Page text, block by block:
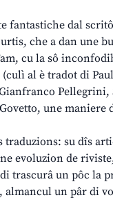
fantastiche dal
che a dan une
cu la sô
al è tradot di
Pellegrini,
une
traduzions: su dîs
evoluzion de
trascurâ un pôc la
almancul un pâr di